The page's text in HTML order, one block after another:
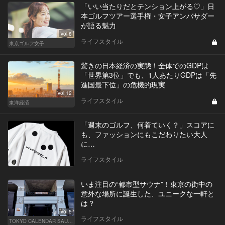
Vol.8
東京ゴルフ女子
「いい当たりだとテンション上がる♡」日
本ゴルフツアー選手権・女子アンバサダー
が語る魅力
ライフスタイル
Vol.12
東洋経済
驚きの日本経済の実態！全体でのGDPは
「世界第3位」でも、1人あたりGDPは「先
進国最下位」の危機的現実
ライフスタイル
「週末のゴルフ、何着ていく？」スコアに
も、ファッションにもこだわりたい大人
に…
ライフスタイル
Vol.5
TOKYO CALENDAR SAUNA CLUB ― トウカレ サウナクラブ ―
いま注目の“都市型サウナ”！東京の街中の
意外な場所に誕生した、ユニークな一軒と
は？
ライフスタイル